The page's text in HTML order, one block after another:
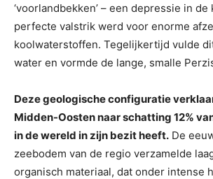
‘voorlandbekken’ – een depressie in
perfecte valstrik werd voor enorme
koolwaterstoffen. Tegelijkertijd vulde
water en vormde de lange, smalle
Deze geologische configuratie
Midden-Oosten naar schatting 12%
in de wereld in zijn bezit heeft. De
zeebodem van de regio verzamelde
organisch materiaal, dat onder intense